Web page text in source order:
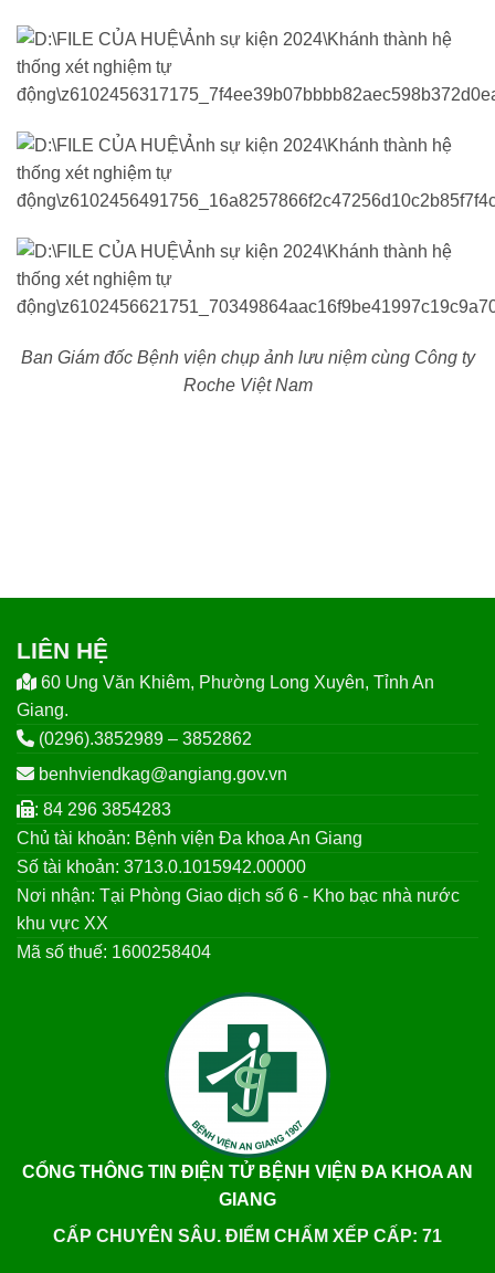
Ban Giám đốc Bệnh viện chụp ảnh lưu niệm cùng Công ty
Roche Việt Nam
LIÊN HỆ
60 Ung Văn Khiêm, Phường Long Xuyên, Tỉnh An
Giang.
(0296).3852989 – 3852862
benhviendkag@angiang.gov.vn
: 84 296 3854283
Chủ tài khoản: Bệnh viện Đa khoa An Giang
Số tài khoản: 3713.0.1015942.00000
Nơi nhận: Tại Phòng Giao dịch số 6 - Kho bạc nhà nước
khu vực XX
Mã số thuế: 1600258404
CỔNG THÔNG TIN ĐIỆN TỬ BỆNH VIỆN ĐA KHOA AN
GIANG
CẤP CHUYÊN SÂU. ĐIỂM CHẤM XẾP CẤP: 71